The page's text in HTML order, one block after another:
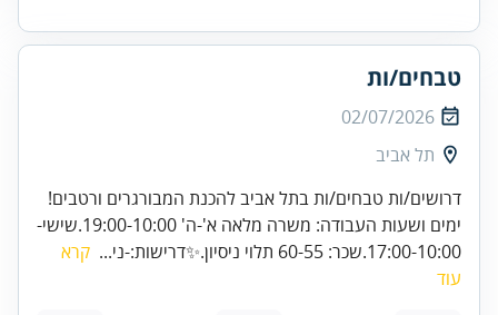
טבחים/ות
02/07/2026
תל אביב
דרושים/ות טבחים/ות בתל אביב להכנת המבורגרים ורטבים!
ימים ושעות העבודה: משרה מלאה א'-ה' 19:00-10:00.שישי-
17:00-10:00.שכר: 60-55 תלוי ניסיון.✨דרישות:-ני...
קרא
עוד